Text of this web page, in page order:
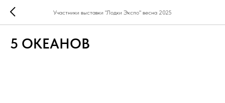
Участники выставки "Лодки Экспо" весна 2025
5 ОКЕАНОВ